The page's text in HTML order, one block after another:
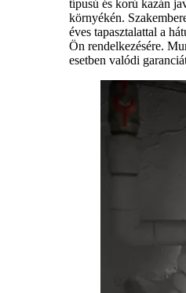
típusú és korú kazán
környékén.
éves tapasztalattal a
Ön rendelkezésére.
esetben valódi